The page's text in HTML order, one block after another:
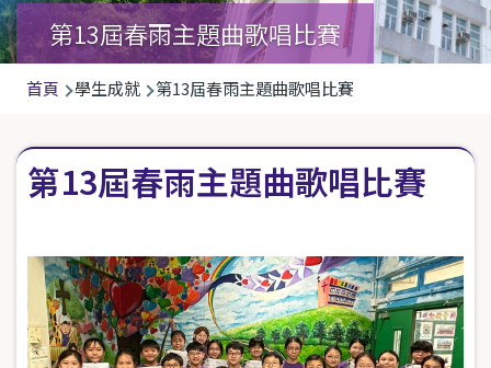
第13屆春雨主題曲歌唱比賽
導
連
結
首頁 學生成就 第13屆春雨主題曲歌唱比賽
第13屆春雨主題曲歌唱比賽